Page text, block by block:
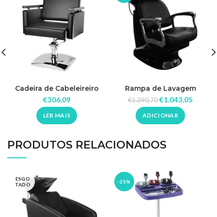
Cadeira de Cabeleireiro
Elegant
€306,09
LER MAIS
Rampa de Lavagem
Tradicional
€1.390,70€1.043,05
ADICIONAR
PRODUTOS RELACIONADOS
ESGO
TADO
-25%